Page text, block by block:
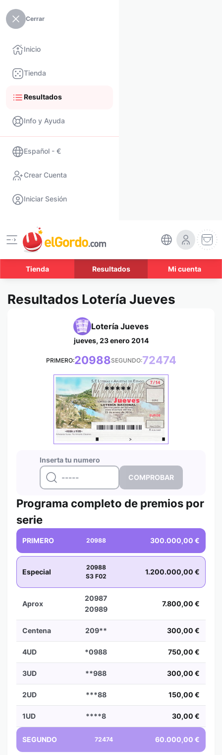
Cerrar
Inicio
Tienda
Resultados
Info y Ayuda
Español - €
Crear Cuenta
Iniciar Sesión
Tienda Resultados Mi cuenta
Resultados Lotería Jueves
Lotería Jueves
jueves, 23 enero 2014
PRIMERO:20988SEGUNDO:72474
Inserta tu numero
*****
Programa completo de premios por
serie
PRIMERO 20988 300.000,00 €
Especial
20988
S3 F02
1.200.000,00 €
Aprox
20987
20989
7.800,00 €
Centena 209** 300,00 €
4UD *0988 750,00 €
3UD **988 300,00 €
2UD ***88 150,00 €
1UD ****8 30,00 €
SEGUNDO 72474 60.000,00 €